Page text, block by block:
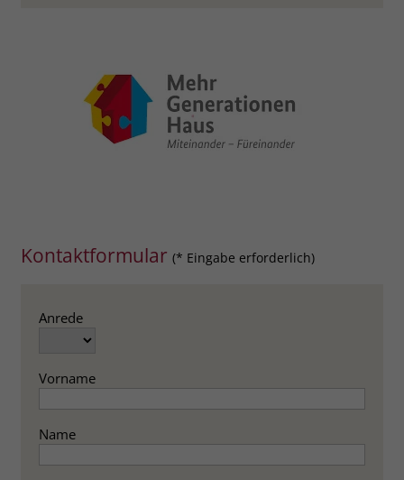
Kontaktformular(* Eingabe erforderlich)
Anrede
Vorname
Name